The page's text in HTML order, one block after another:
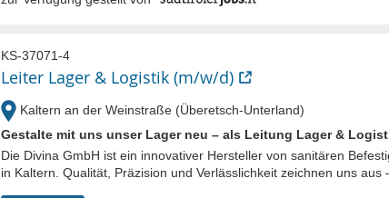
KS-37071-4
Leiter Lager & Logistik (m/w/d)
Kaltern an der Weinstraße (Überetsch-Unterland)
Gestalte mit uns unser Lager neu – als Leitung Lager &
Die Divina GmbH ist ein innovativer Hersteller von sanitären
in Kaltern. Qualität, Präzision und Verlässlichkeit zeichnen uns aus